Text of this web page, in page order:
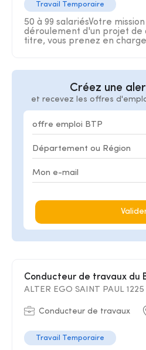
Travail Temporaire
50 à 99 salariésVotre
déroulement d'un projet de
titre, vous prenez en
Créez une
et recevez les offres
Conducteur de travaux du
ALTER EGO SAINT PAUL 1225
Conducteur de travaux
Travail Temporaire